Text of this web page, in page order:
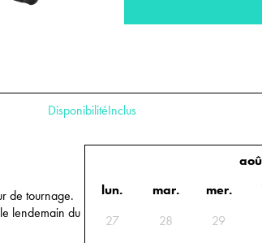
DisponibilitéInclus
de tournage.
lendemain du
Calendrier des disponibilités :
lun. mar. mer.
27
28 29